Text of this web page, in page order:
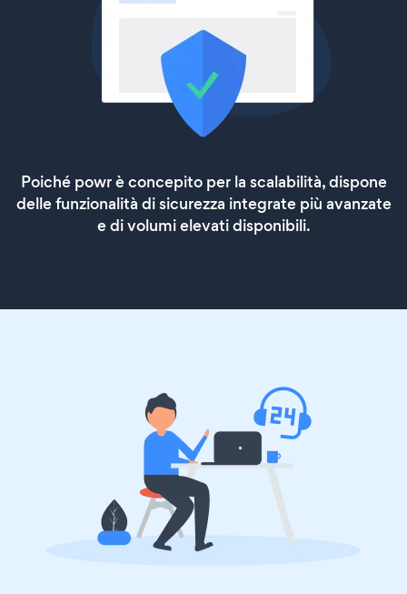
Poiché powr è concepito per la scalabilità, dispone
delle funzionalità di sicurezza integrate più avanzate
e di volumi elevati disponibili.